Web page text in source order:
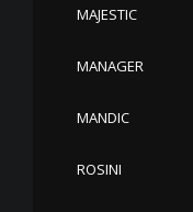
MAJESTIC
MANAGER
MANDIC
ROSINI